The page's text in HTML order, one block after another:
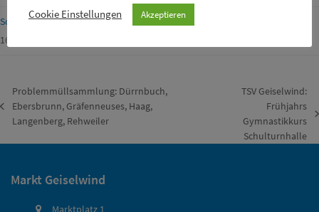
Schülerbetreuer m/w/d für unsere Drei-Franken-Grundschule gesucht
16. Juni 2026
vorheriger
Beitrag:
Problemmüllsammlung: Dürrnbuch,
Ebersbrunn, Gräfenneuses, Haag,
Langenberg, Rehweiler
TSV Geiselwind:
Frühjahrs
Gymnastikkurs
Schulturnhalle
Markt Geiselwind
Marktplatz 1
Cookie Einstellungen Akzeptieren